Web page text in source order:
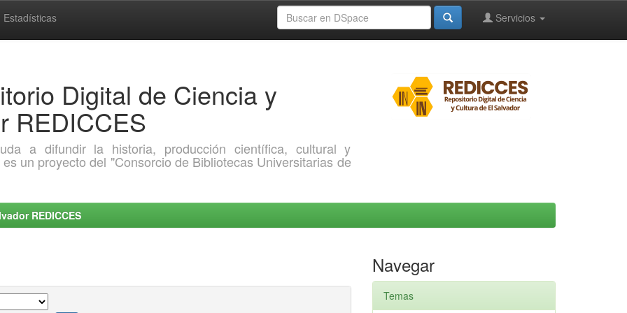
Estadísticas Servicios
Digital de Ciencia y
REDICCES
a difundir la historia, producción científica, cultural y
un proyecto del "Consorcio de Bibliotecas Universitarias de
REDICCES
Navegar
Temas